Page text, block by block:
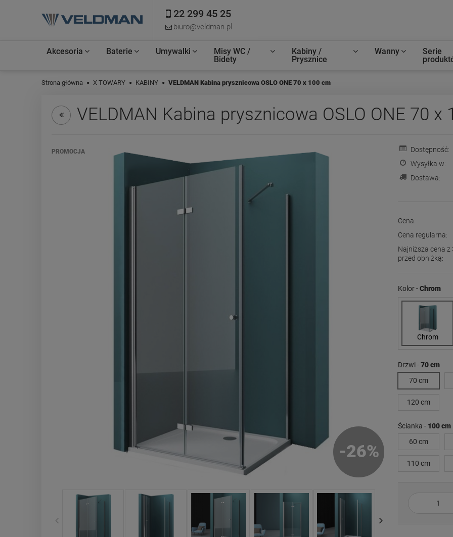
22 299 45 25
biuro@veldman.pl
Akcesoria Baterie Umywalki
Misy WC /
Bidety
Kabiny /
Prysznice
Wanny
Serie
Strona główna X TOWARY KABINY VELDMAN Kabina prysznicowa OSLO ONE 70 x 100 cm
VELDMAN Kabina prysznicowa OSLO ONE 70 x
PROMOCJA
-26%
Dostępność:
Wysyłka w:
Dostawa:
Cena:
Cena regularna:
Najniższa cena z
przed obniżką:
dni, wyświetlana
sprzedaży.
Kolor -Chrom
Chrom
Drzwi -70 cm
70 cm
120 cm
Ścianka - 100 cm
60 cm
110 cm